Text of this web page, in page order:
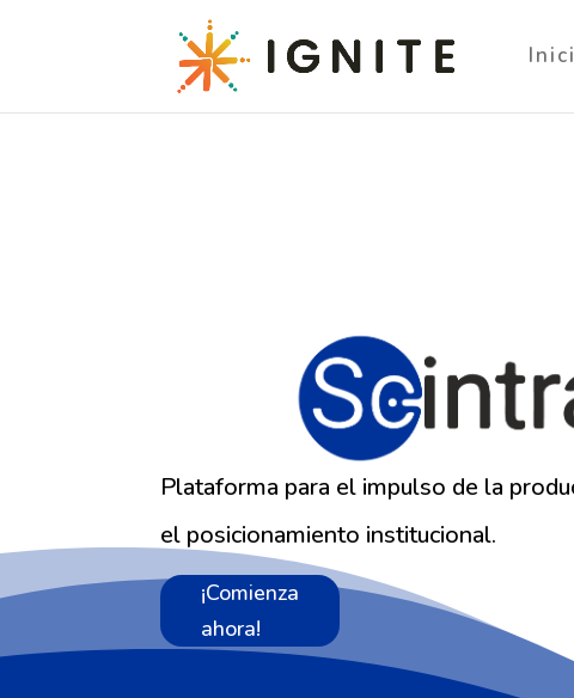
Plataforma para el impulso de la
el posicionamiento institucional.
¡Comienza
ahora!